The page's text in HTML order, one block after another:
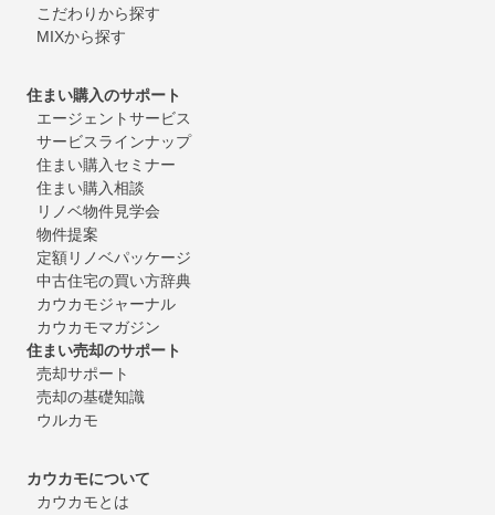
こだわりから探す
MIXから探す
住まい購入のサポート
エージェントサービス
サービスラインナップ
住まい購入セミナー
住まい購入相談
リノベ物件見学会
物件提案
定額リノベパッケージ
中古住宅の買い方辞典
カウカモジャーナル
カウカモマガジン
住まい売却のサポート
売却サポート
売却の基礎知識
ウルカモ
カウカモについて
カウカモとは